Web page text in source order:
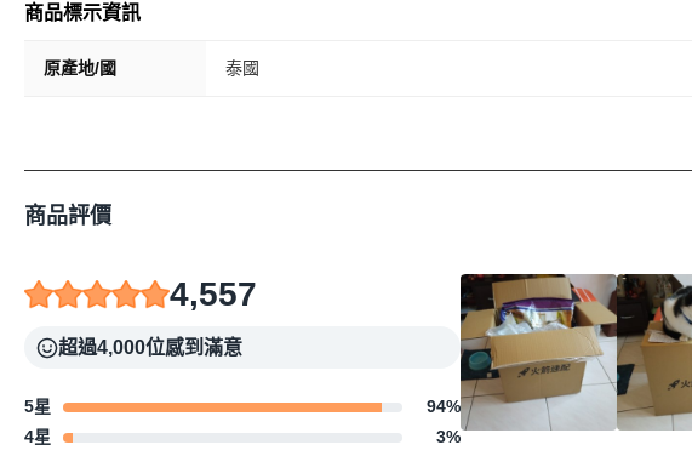
商品標示資訊
原產地/國 泰國
商品評價
4,557
超過4,000位感到滿意
5星 94%
4星
3%